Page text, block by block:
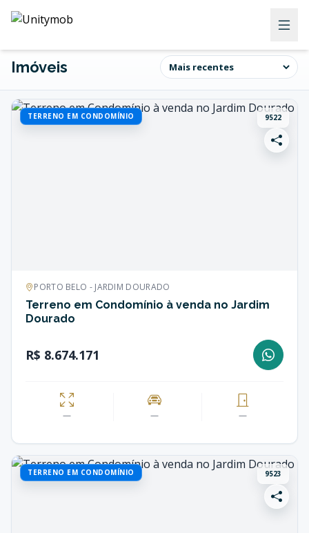
Imóveis
TERRENO EM CONDOMÍNIO 9522
PORTO BELO - JARDIM DOURADO
Terreno em Condomínio à venda no Jardim
Dourado
R$ 8.674.171
— — —
TERRENO EM CONDOMÍNIO 9523